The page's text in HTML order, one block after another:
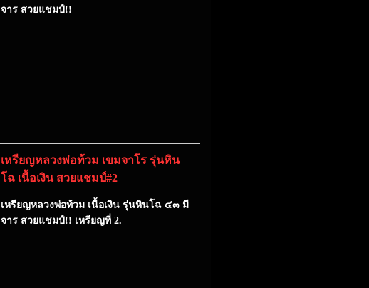
จาร สวยแชมป์!!
เหรียญหลวงพ่อท้วม เขมจาโร รุ่นหิน
โฉ เนื้อเงิน สวยแชมป์#2
เหรียญหลวงพ่อท้วม เนื้อเงิน รุ่นหินโฉ ๔๓ มี
จาร สวยแชมป์!! เหรียญที่ 2.